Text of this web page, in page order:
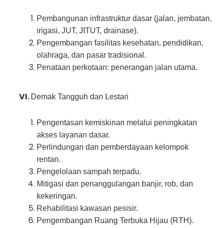
Pembangunan infrastruktur dasar (jalan, jembatan,
irigasi, JUT, JITUT, drainase).
Pengembangan fasilitas kesehatan, pendidikan,
olahraga, dan pasar tradisional.
Penataan perkotaan: penerangan jalan utama.
Demak Tangguh dan Lestari
Pengentasan kemiskinan melalui peningkatan
akses layanan dasar.
Perlindungan dan pemberdayaan kelompok
rentan.
Pengelolaan sampah terpadu.
Mitigasi dan penanggulangan banjir, rob, dan
kekeringan.
Rehabilitasi kawasan pesisir.
Pengembangan Ruang Terbuka Hijau (RTH).